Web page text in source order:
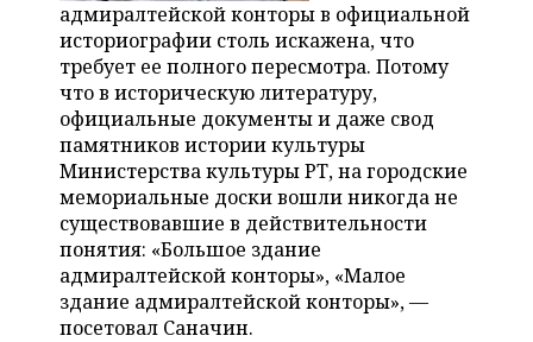
адмиралтейской конторы в официальной
историографии столь искажена, что
требует ее полного пересмотра. Потому
что в историческую литературу,
официальные документы и даже свод
памятников истории культуры
Министерства культуры РТ, на городские
мемориальные доски вошли никогда не
существовавшие в действительности
понятия: «Большое здание
адмиралтейской конторы», «Малое
здание адмиралтейской конторы», —
посетовал Саначин.